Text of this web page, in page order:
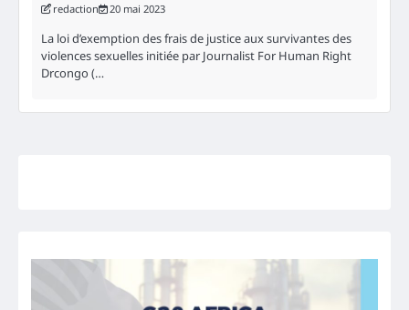
redaction 20 mai 2023
La loi d’exemption des frais de justice aux survivantes des
violences sexuelles initiée par Journalist For Human Right
Drcongo (…